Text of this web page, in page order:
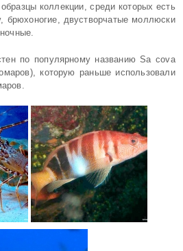
коллекции, среди которых есть
брюхоногие, двустворчатые моллюски
по популярному названию Sa cova
которую раньше использовали